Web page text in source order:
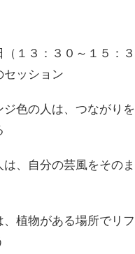
（１３：３０～１５：３
セッション
ジ色の人は、つながりを
、自分の芸風をそのま
植物がある場所でリフ